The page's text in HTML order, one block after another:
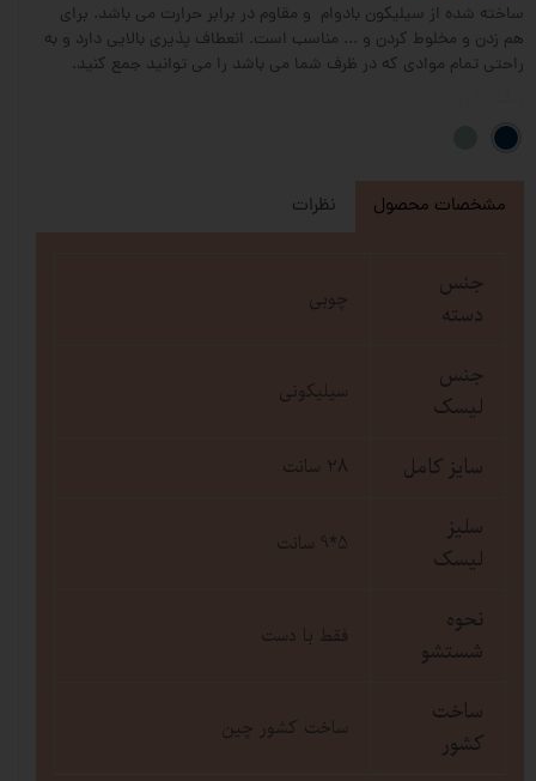
ساخته شده از سیلیکون بادوام و مقاوم در برابر حرارت می باشد. برای
هم زدن و مخلوط کردن و ... مناسب است. انعطاف پذیری بالایی دارد و به
راحتی تمام موادی که در ظرف شما می باشد را می توانید جمع کنید.
مشخصات محصول نظرات
جنس
دسته
چوبی
جنس
لیسک
سیلیکونی
سایز کامل 28 سانت
سلیز
لیسک
5*9 سانت
نحوه
شستشو
فقط با دست
ساخت
کشور
ساخت کشور چین